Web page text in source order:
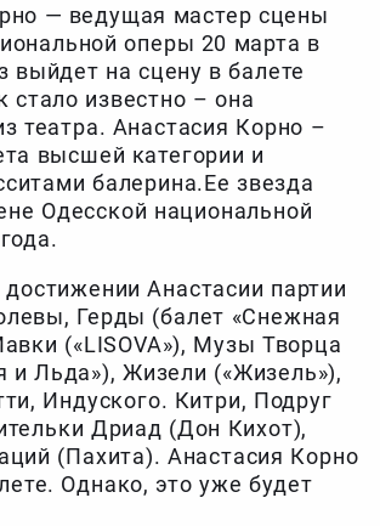
— ведущая мастер сцены
оперы 20 марта в
выйдет на сцену в балете
стало известно – она
театра. Анастасия Корно –
высшей категории и
балерина.Ее звезда
Одесской национальной
Анастасии партии
Герды (балет «Снежная
(«LISOVA»), Музы Творца
и Льда»), Жизели («Жизель»),
Индуского. Китри, Подруг
Дриад (Дон Кихот),
(Пахита). Анастасия Корно
Однако, это уже будет